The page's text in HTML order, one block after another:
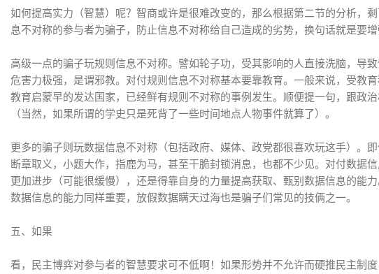
如何提高实力（智慧）呢？智商或许是很难改变的，那么根据第二节的分析，
息不对称的参与者为骗子，防止信息不对称给自己造成的劣势，换句话就是要增
高级一点的骗子玩规则信息不对称。譬如轮子功，受其影响的人直接洗脑，导
危害力极强，是谓邪教。对付规则信息不对称基本要靠教育。一般来说，受教
教育启蒙早的发达国家，已经鲜有规则不对称的事例发生。顺便提一句，跟政
（当然，如果所谓的学史只是死背了一些时间地点人物事件就算了）。
更多的骗子则玩数据信息不对称（包括政府、媒体、政党都很喜欢玩这手）。
断章取义，小题大作，指鹿为马，甚至干脆封锁消息，也都不少见。对付数据
更加进步（可能很缓慢），还是得靠自身的力量提高获取、甄别数据信息的能
数据信息的能力同样重要，放假数据瞒天过海也是骗子们常见的技俩之一。
五、如果
看，民主博弈对参与者的智慧要求可不低啊！如果形势并不允许而硬推民主制